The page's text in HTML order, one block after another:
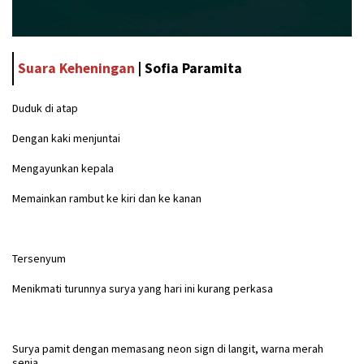
Suara Keheningan Sofia Paramita
Duduk di atap
Dengan kaki menjuntai
Mengayunkan kepala
Memainkan rambut ke kiri dan ke kanan
Tersenyum
Menikmati turunnya surya yang hari ini kurang perkasa
Surya pamit dengan memasang neon sign di langit, warna merah